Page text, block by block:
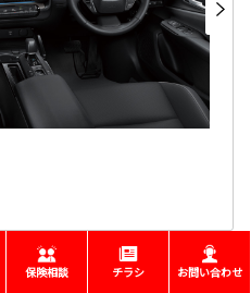
保険相談 チラシ お問い合わせ